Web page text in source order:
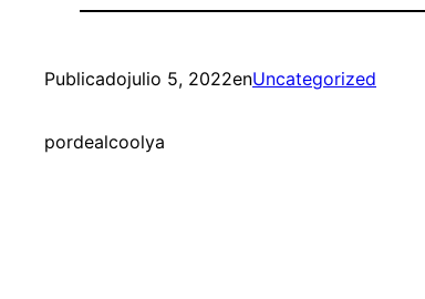
Publicadojulio 5, 2022enUncategorized
pordealcoolya